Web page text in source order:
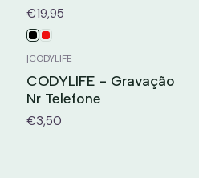
€19,95
|CODYLIFE
CODYLIFE - Gravação
Nr Telefone
€3,50